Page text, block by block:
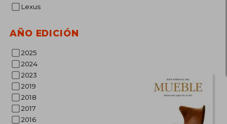
Lexus
AÑO EDICIÓN
2025
2024
2023
2019
2018
2017
2016